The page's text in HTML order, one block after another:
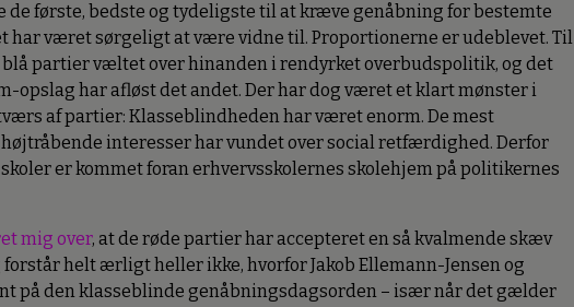
de første, bedste og tydeligste til at kræve genåbning for bestemte
har været sørgeligt at være vidne til. Proportionerne er udeblevet. Til
partier væltet over hinanden i rendyrket overbudspolitik, og det
opslag har afløst det andet. Der har dog været et klart mønster i
af partier: Klasseblindheden har været enorm. De mest
interesser har vundet over social retfærdighed. Derfor
er kommet foran erhvervsskolernes skolehjem på politikernes
mig over, at de røde partier har accepteret en så kvalmende skæv
helt ærligt heller ikke, hvorfor Jakob Ellemann-Jensen og
på den klasseblinde genåbningsdagsorden – især når det gælder